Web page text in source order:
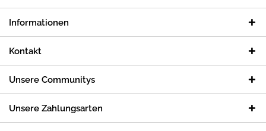
Informationen
Kontakt
Unsere Communitys
Unsere Zahlungsarten